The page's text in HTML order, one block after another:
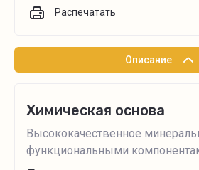
Распечатать
Описание
Химическая основа
Высококачественное
функциональными